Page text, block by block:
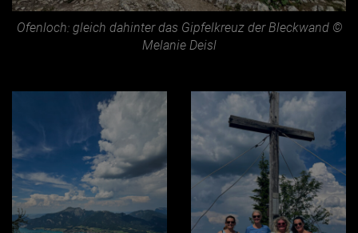
Ofenloch: gleich dahinter das Gipfelkreuz der Bleckwand ©
Melanie Deisl